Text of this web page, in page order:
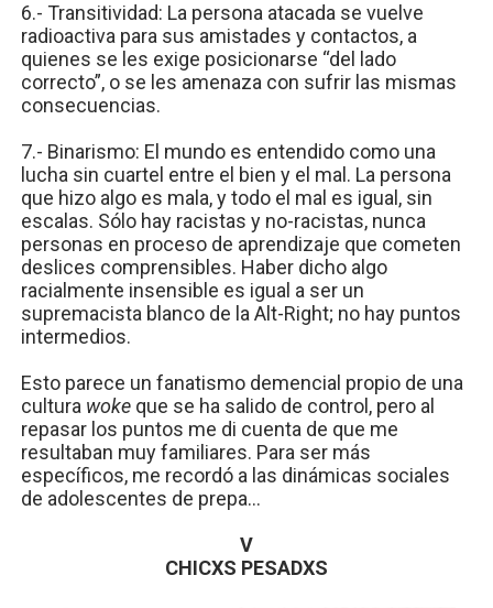
6.- Transitividad: La persona atacada se vuelve
radioactiva para sus amistades y contactos, a
quienes se les exige posicionarse “del lado
correcto”, o se les amenaza con sufrir las mismas
consecuencias.
7.- Binarismo: El mundo es entendido como una
lucha sin cuartel entre el bien y el mal. La persona
que hizo algo es mala, y todo el mal es igual, sin
escalas. Sólo hay racistas y no-racistas, nunca
personas en proceso de aprendizaje que cometen
deslices comprensibles. Haber dicho algo
racialmente insensible es igual a ser un
supremacista blanco de la Alt-Right; no hay puntos
intermedios.
Esto parece un fanatismo demencial propio de una
cultura woke que se ha salido de control, pero al
repasar los puntos me di cuenta de que me
resultaban muy familiares. Para ser más
específicos, me recordó a las dinámicas sociales
de adolescentes de prepa…
V
CHICXS PESADXS